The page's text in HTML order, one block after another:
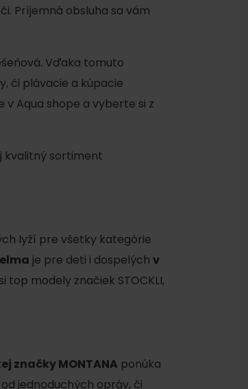
Príjemná obsluha sa vám
Vďaka tomuto
či plávacie a kúpacie
Aqua shope a vyberte si z
kvalitný sortiment
lyží pre všetky kategórie
je pre deti i dospelých v
top modely značiek STOCKLI,
značky MONTANA ponúka
jednoduchých opráv, či